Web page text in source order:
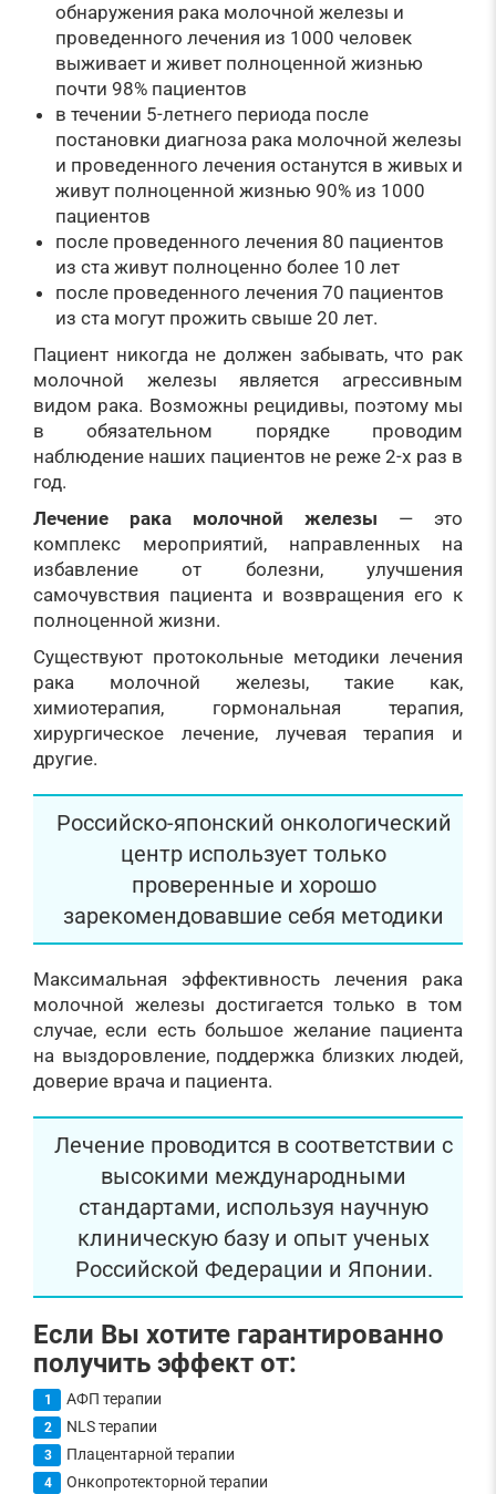
обнаружения рака молочной железы и
проведенного лечения из 1000 человек
выживает и живет полноценной жизнью
почти 98% пациентов
в течении 5-летнего периода после
постановки диагноза рака молочной железы
и проведенного лечения останутся в живых и
живут полноценной жизнью 90% из 1000
пациентов
после проведенного лечения 80 пациентов
из ста живут полноценно более 10 лет
после проведенного лечения 70 пациентов
из ста могут прожить свыше 20 лет.
Пациент никогда не должен забывать, что рак
молочной железы является агрессивным
видом рака. Возможны рецидивы, поэтому мы
в обязательном порядке проводим
наблюдение наших пациентов не реже 2-х раз в
год.
Лечение рака молочной железы — это
комплекс мероприятий, направленных на
избавление от болезни, улучшения
самочувствия пациента и возвращения его к
полноценной жизни.
Существуют протокольные методики лечения
рака молочной железы, такие как,
химиотерапия, гормональная терапия,
хирургическое лечение, лучевая терапия и
другие.
Российско-японский онкологический
центр использует только
проверенные и хорошо
зарекомендовавшие себя методики
Максимальная эффективность лечения рака
молочной железы достигается только в том
случае, если есть большое желание пациента
на выздоровление, поддержка близких людей,
доверие врача и пациента.
Лечение проводится в соответствии с
высокими международными
стандартами, используя научную
клиническую базу и опыт ученых
Российской Федерации и Японии.
Если Вы хотите гарантированно
получить эффект от:
АФП терапии
NLS терапии
Плацентарной терапии
Онкопротекторной терапии